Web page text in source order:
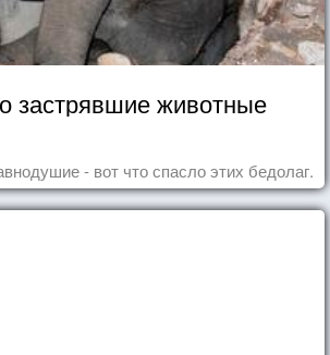
застрявшие животные
- вот что спасло этих бедолаг.